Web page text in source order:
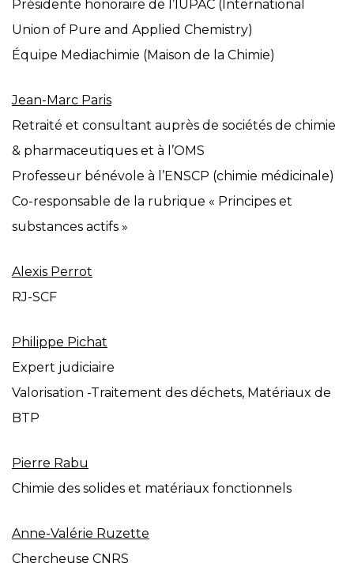
Présidente honoraire de l’IUPAC (International
Union of Pure and Applied Chemistry)
Équipe Mediachimie (Maison de la Chimie)
Jean-Marc Paris
Retraité et consultant auprès de sociétés de chimie
& pharmaceutiques et à l’OMS
Professeur bénévole à l’ENSCP (chimie médicinale)
Co-responsable de la rubrique « Principes et
substances actifs »
Alexis Perrot
RJ-SCF
Philippe Pichat
Expert judiciaire
Valorisation -Traitement des déchets, Matériaux de
BTP
Pierre Rabu
Chimie des solides et matériaux fonctionnels
Anne-Valérie Ruzette
Chercheuse CNRS